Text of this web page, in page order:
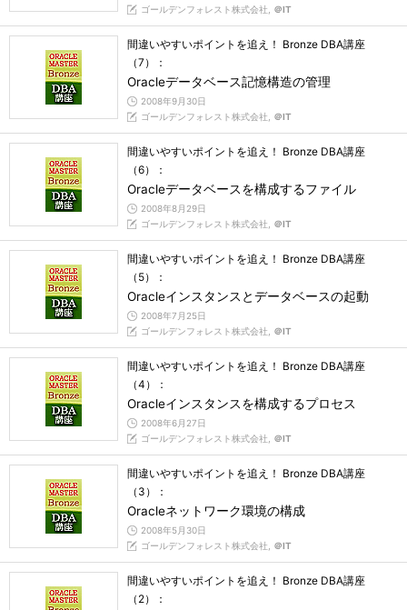
ゴールデンフォレスト株式会社, ＠IT
間違いやすいポイントを追え！ Bronze DBA講座
（7）：
Oracleデータベース記憶構造の管理
2008年9月30日
ゴールデンフォレスト株式会社, ＠IT
間違いやすいポイントを追え！ Bronze DBA講座
（6）：
Oracleデータベースを構成するファイル
2008年8月29日
ゴールデンフォレスト株式会社, ＠IT
間違いやすいポイントを追え！ Bronze DBA講座
（5）：
Oracleインスタンスとデータベースの起動
2008年7月25日
ゴールデンフォレスト株式会社, ＠IT
間違いやすいポイントを追え！ Bronze DBA講座
（4）：
Oracleインスタンスを構成するプロセス
2008年6月27日
ゴールデンフォレスト株式会社, ＠IT
間違いやすいポイントを追え！ Bronze DBA講座
（3）：
Oracleネットワーク環境の構成
2008年5月30日
ゴールデンフォレスト株式会社, ＠IT
間違いやすいポイントを追え！ Bronze DBA講座
（2）：